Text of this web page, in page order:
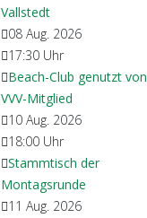
Vallstedt
08 Aug. 2026
17:30 Uhr
Beach-Club genutzt von
VVV-Mitglied
10 Aug. 2026
18:00 Uhr
Stammtisch der
Montagsrunde
11 Aug. 2026